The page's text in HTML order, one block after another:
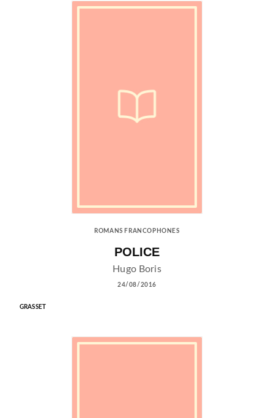
ROMANS FRANCOPHONES
POLICE
Hugo Boris
24/08/2016
GRASSET